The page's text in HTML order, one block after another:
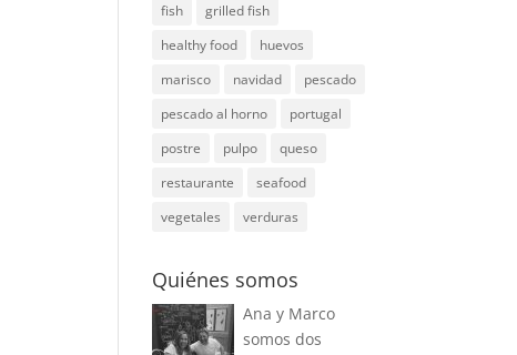
fish
grilled fish
healthy food
huevos
marisco
navidad
pescado
pescado al horno
portugal
postre
pulpo
queso
restaurante
seafood
vegetales
verduras
Quiénes somos
Ana y Marco
somos dos